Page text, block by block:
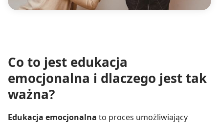
Co to jest edukacja
emocjonalna i dlaczego jest tak
ważna?
Edukacja emocjonalna to proces umożliwiający